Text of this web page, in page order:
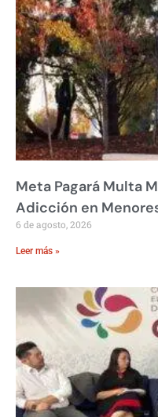
Meta Pagará Multa
Adicción en
6 de agosto, 2026
Leer más »